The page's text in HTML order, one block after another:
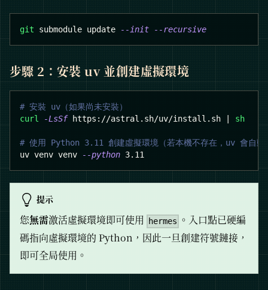
git submodule update --init --recursive
步驟 2：安裝 uv 並創建虛擬環境
# 安裝 uv（如果尚未安裝）
curl
-LsSf https://astral.sh/uv/install.sh sh
# 使用 Python 3.11 創建虛擬環境（若本機不存在，uv 會自動
uv venv venv
--python 3.11
提示
您無需激活虛擬環境即可使用 hermes 。入口點已硬編
碼指向虛擬環境的 Python，因此一旦創建符號鏈接，
即可全局使用。